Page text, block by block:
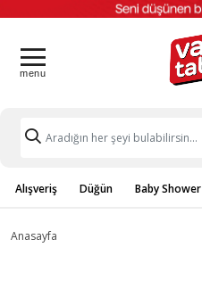
Alışveriş Düğün Baby Shower
Anasayfa